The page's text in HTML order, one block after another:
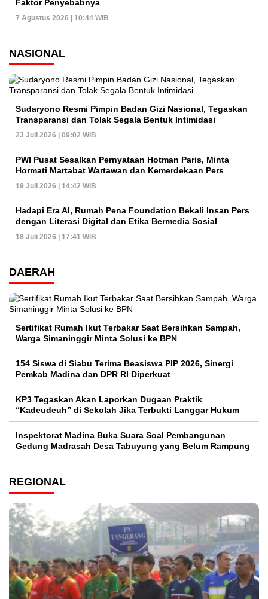
Faktor Penyebabnya
7 Agustus 2026 | 10:44 WIB
NASIONAL
Sudaryono Resmi Pimpin Badan Gizi Nasional, Tegaskan
Transparansi dan Tolak Segala Bentuk Intimidasi
23 Juli 2026 | 09:02 WIB
PWI Pusat Sesalkan Pernyataan Hotman Paris, Minta
Hormati Martabat Wartawan dan Kemerdekaan Pers
19 Juli 2026 | 14:42 WIB
Hadapi Era AI, Rumah Pena Foundation Bekali Insan Pers
dengan Literasi Digital dan Etika Bermedia Sosial
18 Juli 2026 | 17:41 WIB
DAERAH
Sertifikat Rumah Ikut Terbakar Saat Bersihkan Sampah,
Warga Simaninggir Minta Solusi ke BPN
154 Siswa di Siabu Terima Beasiswa PIP 2026, Sinergi
Pemkab Madina dan DPR RI Diperkuat
KP3 Tegaskan Akan Laporkan Dugaan Praktik
“Kadeudeuh” di Sekolah Jika Terbukti Langgar Hukum
Inspektorat Madina Buka Suara Soal Pembangunan
Gedung Madrasah Desa Tabuyung yang Belum Rampung
REGIONAL